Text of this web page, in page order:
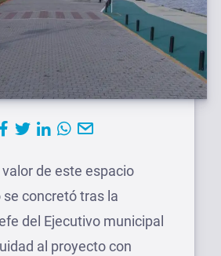
de este espacio
concretó tras la
del Ejecutivo municipal
al proyecto con